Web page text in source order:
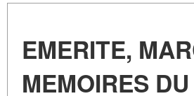
EMERITE,
MEMOIRES